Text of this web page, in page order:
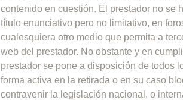
contenido en cuestión. El prestador no se
título enunciativo pero no limitativo, en
cualesquiera otro medio que permita a
web del prestador. No obstante y en
prestador se pone a disposición de todos
forma activa en la retirada o en su caso
contravenir la legislación nacional, o